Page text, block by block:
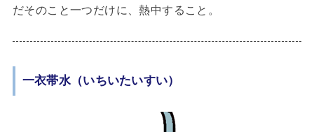
だそのこと一つだけに、熱中すること。
一衣帯水（いちいたいすい）